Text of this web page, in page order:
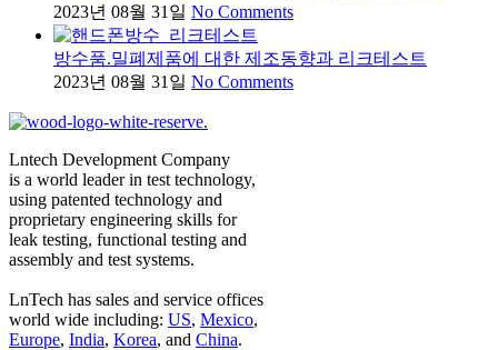
2023년 08월 31일 No Comments
방수품.밀폐제품에 대한 제조동향과 리크테스트
2023년 08월 31일 No Comments
Lntech Development Company
is a world leader in test technology,
using patented technology and
proprietary engineering skills for
leak testing, functional testing and
assembly and test systems.
LnTech has sales and service offices
world wide including: US, Mexico,
Europe, India, Korea, and China.